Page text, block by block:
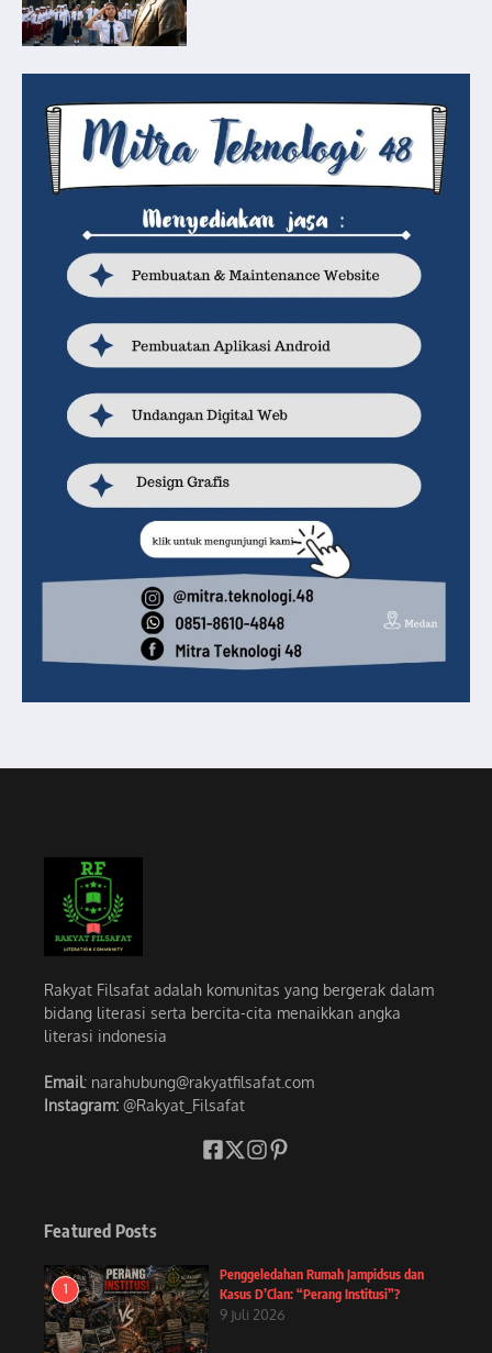
Rakyat Filsafat adalah komunitas yang bergerak dalam
bidang literasi serta bercita-cita menaikkan angka
literasi indonesia
Email: narahubung@rakyatfilsafat.com
Instagram: @Rakyat_Filsafat
Featured Posts
1
Penggeledahan Rumah Jampidsus dan
Kasus D’Clan: “Perang Institusi”?
9 Juli 2026